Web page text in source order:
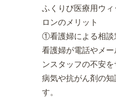
ふくりび医療用ウ
ロンのメリット
①看護婦による相談
看護婦が電話やメー
ンスタッフの不安を
病気や抗がん剤の知
す。